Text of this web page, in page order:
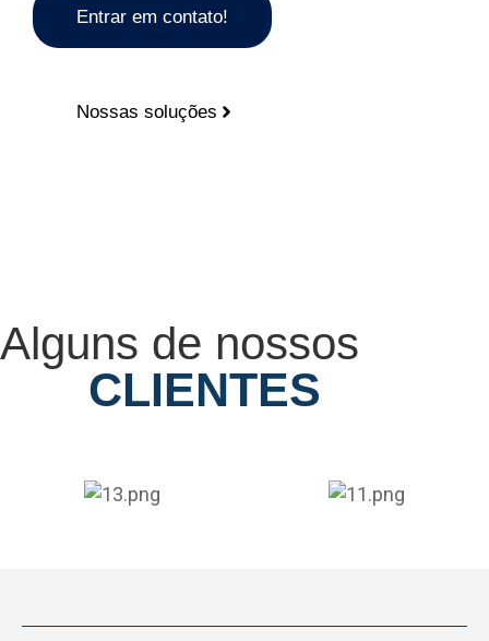
Entrar em contato!
Nossas soluções
Alguns de nossos
CLIENTES